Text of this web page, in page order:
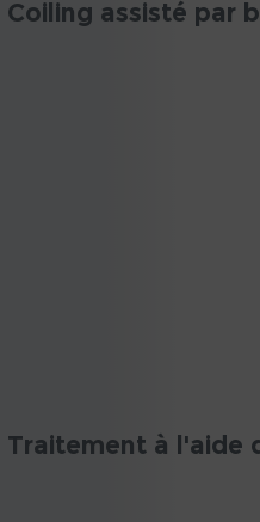
Coiling assisté par
Traitement à l'aide